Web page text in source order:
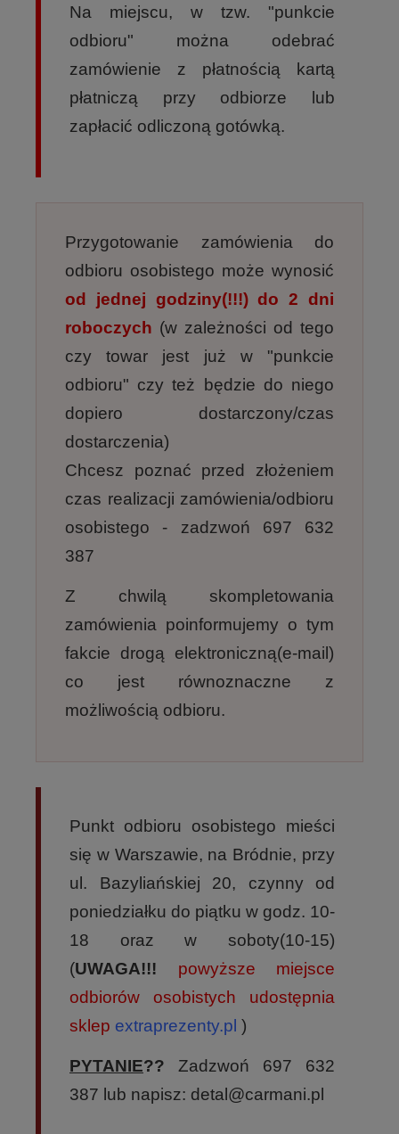
Na miejscu, w tzw. "punkcie
odbioru" można odebrać
zamówienie z płatnością kartą
płatniczą przy odbiorze lub
zapłacić odliczoną gotówką.
Przygotowanie zamówienia do
odbioru osobistego może wynosić
od jednej godziny(!!!) do 2 dni
roboczych (w zależności od tego
czy towar jest już w "punkcie
odbioru" czy też będzie do niego
dopiero dostarczony/czas
dostarczenia)
Chcesz poznać przed złożeniem
czas realizacji zamówienia/odbioru
osobistego - zadzwoń 697 632
387
Z chwilą skompletowania
zamówienia poinformujemy o tym
fakcie drogą elektroniczną(e-mail)
co jest równoznaczne z
możliwością odbioru.
Punkt odbioru osobistego mieści
się w Warszawie, na Bródnie, przy
ul. Bazyliańskiej 20, czynny od
poniedziałku do piątku w godz. 10-
18 oraz w soboty(10-15)
(UWAGA!!!
powyższe miejsce
odbiorów osobistych udostępnia
sklep extraprezenty.pl )
PYTANIE?? Zadzwoń 697 632
387 lub napisz: detal@carmani.pl